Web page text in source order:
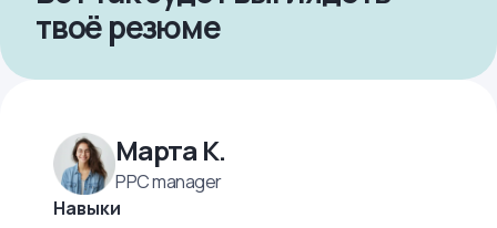
твоё резюме
Марта К.
PPC manager
Навыки